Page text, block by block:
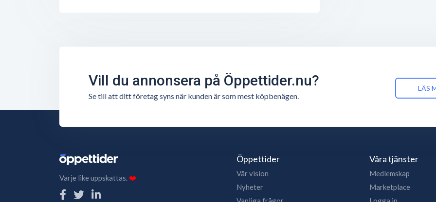
Vill du annonsera på Öppettider.nu?
Se till att ditt företag syns när kunden är som mest köpbenägen.
LÄS
Varje like uppskattas.❤️
Öppettider
Vår vision
Nyheter
Våra tjänster
Medlemskap
Marketplace